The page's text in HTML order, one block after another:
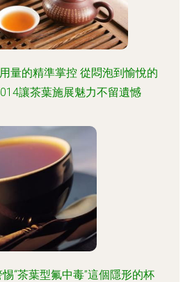
量的精準掌控 從悶泡到愉悅的
讓茶葉施展魅力不留遺憾
“茶葉型氟中毒”這個隱形的杯